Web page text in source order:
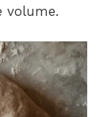
volume.